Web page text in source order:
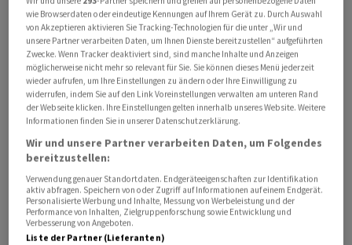
den Anweisungen der Sicherheitsbehörden Folge zu
leisten. Wie auch in anderen Golfstaaten unterhält das
US-Militär dort Stützpunkte, die nur wenige Hundert
Kilometer Luftlinie vom Iran entfernt sind.
Seit Tagen ringen die USA und der Iran um ein
April geltenden Waffenruhe und für weiteren
Verhandlungen. Das US-Militär hatte am Wochenende
eigenen Angaben zufolge Radar- und
Drohnenkontrollzentren im Iran bombardiert, nachdem
Teheran zuvor eine amerikanische Drohne abgeschossen
wie Browserdaten oder eindeutige Kennungen auf Ihrem Gerät zu. Durch Auswahl
von Akzeptieren aktivieren Sie Tracking-Technologien für die unter „Wir und
unsere Partner verarbeiten Daten, um Ihnen Dienste bereitzustellen“ aufgeführten
Zwecke. Wenn Tracker deaktiviert sind, sind manche Inhalte und Anzeigen
möglicherweise nicht mehr so relevant für Sie. Sie können dieses Menü jederzeit
wieder aufrufen, um Ihre Einstellungen zu ändern oder Ihre Einwilligung zu
widerrufen, indem Sie auf den Link Voreinstellungen verwalten am unteren Rand
der Webseite klicken. Ihre Einstellungen gelten innerhalb unseres Website. Weitere
Informationen finden Sie in unserer Datenschutzerklärung.
Wir und unsere Partner verarbeiten Daten, um Folgendes
bereitzustellen:
Verwendung genauer Standortdaten. Endgeräteeigenschaften zur Identifikation
aktiv abfragen. Speichern von oder Zugriff auf Informationen auf einem Endgerät.
Personalisierte Werbung und Inhalte, Messung von Werbeleistung und der
Performance von Inhalten, Zielgruppenforschung sowie Entwicklung und
Verbesserung von Angeboten.
Liste der Partner (Lieferanten)